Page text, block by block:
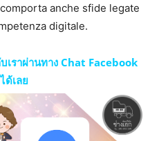
anche sfide legate
digitale.
เราผ่านทาง Chat Facebook
ด้เลย